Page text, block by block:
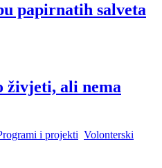
papirnatih salveta
živjeti, ali nema
i projekti Volonterski